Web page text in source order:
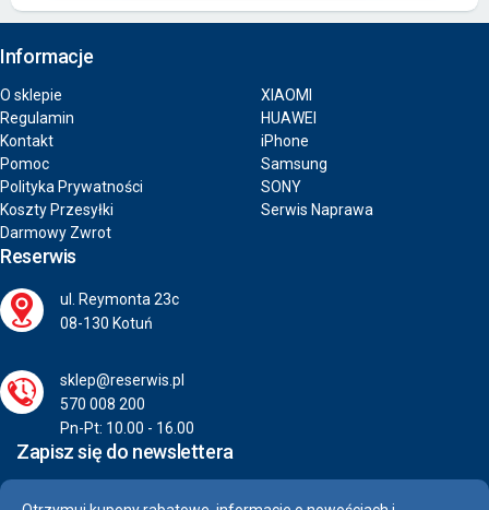
Informacje
O sklepie
Regulamin
Kontakt
Pomoc
Polityka Prywatności
Koszty Przesyłki
Darmowy Zwrot
XIAOMI
HUAWEI
iPhone
Samsung
SONY
Serwis Naprawa
Reserwis
ul. Reymonta 23c
08-130 Kotuń
sklep@reserwis.pl
570 008 200
Pn-Pt: 10.00 - 16.00
Zapisz się do newslettera